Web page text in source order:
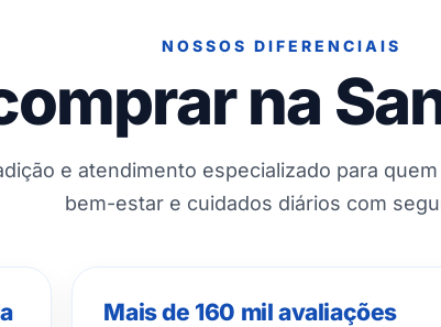
NOSSOS DIFERENCIAIS
na
e atendimento especializado para
bem-estar e cuidados diários com
Mais de 160 mil avaliações